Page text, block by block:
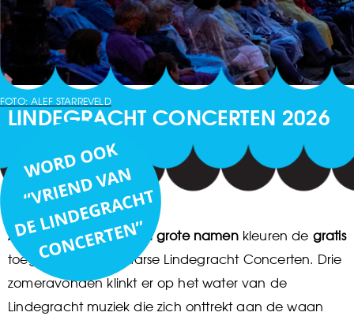
FOTO: ALEF STARREVELD
LINDEGRACHT CONCERTEN 2026
Aanstormend talent en grote namen kleuren de gratis
toegankelijke Alkmaarse Lindegracht Concerten. Drie
zomeravonden klinkt er op het water van de
Lindegracht muziek die zich onttrekt aan de waan